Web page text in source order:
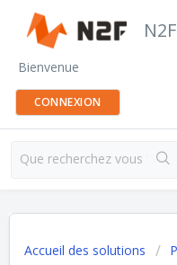
Bienvenue
CONNEXION
Accueil des solutions